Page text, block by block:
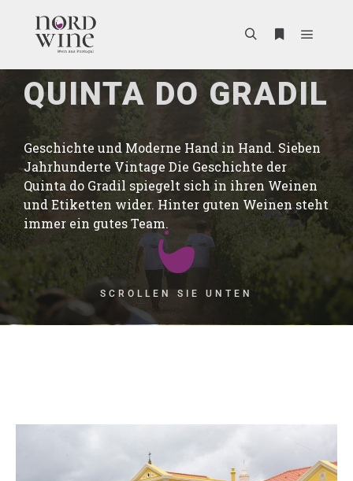
QUINTA DO GRADIL
Geschichte und Moderne Hand in Hand. Sieben
Jahrhunderte Vintage Die Geschichte der
Quinta do Gradil spiegelt sich in ihren Weinen
und Etiketten wider. Hinter guten Weinen steht
immer ein gutes Team.
SCROLLEN SIE UNTEN